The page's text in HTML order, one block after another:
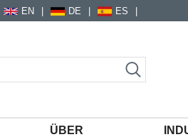
EN DE ES
ÜBER